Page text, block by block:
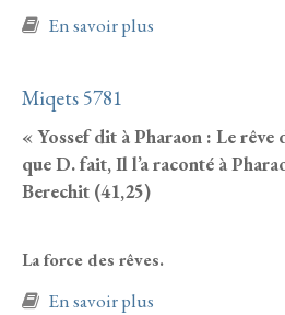
En savoir plus
Miqets 5781
« Yossef dit à Pharaon : Le rêve
que D. fait, Il l’a raconté à
Berechit (41,25)
La force des rêves.
En savoir plus